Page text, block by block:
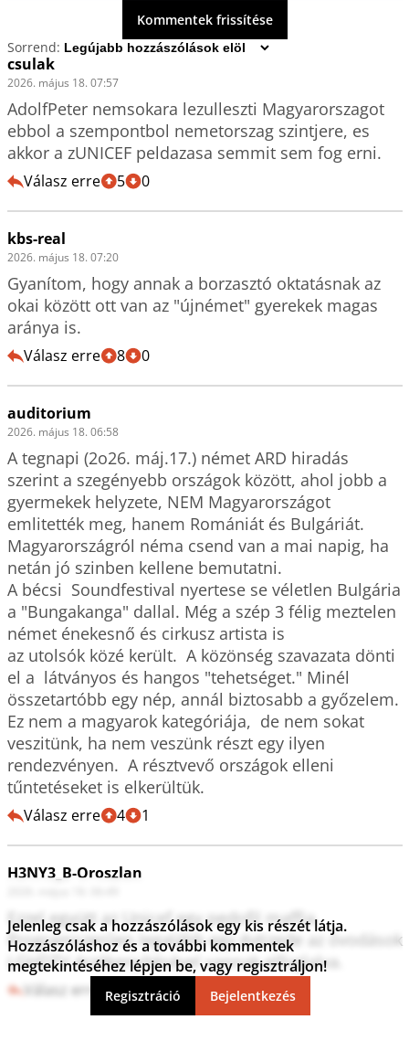
Kommentek frissítése
Sorrend:
csulak
2026. május 18. 07:57
AdolfPeter nemsokara lezulleszti Magyarorszagot
ebbol a szempontbol nemetorszag szintjere, es
akkor a zUNICEF peldazasa semmit sem fog erni.
Válasz erre 5 0
kbs-real
2026. május 18. 07:20
Gyanítom, hogy annak a borzasztó oktatásnak az
okai között ott van az "újnémet" gyerekek magas
aránya is.
Válasz erre 8 0
auditorium
2026. május 18. 06:58
A tegnapi (2o26. máj.17.) német ARD hiradás
szerint a szegényebb országok között, ahol jobb a
gyermekek helyzete, NEM Magyarországot
emlitették meg, hanem Romániát és Bulgáriát.
Magyarországról néma csend van a mai napig, ha
netán jó szinben kellene bemutatni.
A bécsi  Soundfestival nyertese se véletlen Bulgária
a "Bungakanga" dallal. Még a szép 3 félig meztelen
német énekesnő és cirkusz artista is
az utolsók közé került.  A közönség szavazata dönti
el a  látványos és hangos "tehetséget." Minél
összetartóbb egy nép, annál biztosabb a győzelem.
Ez nem a magyarok kategóriája,  de nem sokat
veszitünk, ha nem veszünk részt egy ilyen
rendezvényen.  A résztvevő országok elleni
tűntetéseket is elkerültük.
Válasz erre 4 1
H3NY3_B-Oroszlan
Ezzel együtt az Unicef egy pedofil maffia.
Programszerűen legalább egy évtizede az óvodások
LGHDTV érzékenyítésével vannak elfoglalva.
Válasz erre 2 0
Jelenleg csak a hozzászólások egy kis részét látja.
Hozzászóláshoz és a további kommentek
megtekintéséhez lépjen be, vagy regisztráljon!
Regisztráció Bejelentkezés